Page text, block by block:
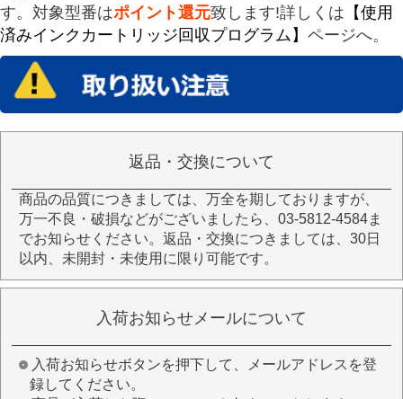
す。対象型番はポイント還元致します!詳しくは 【使用
済みインクカートリッジ回収プログラム】 ページへ。
返品・交換について
商品の品質につきましては、万全を期しておりますが、
万一不良・破損などがございましたら、03-5812-4584ま
でお知らせください。返品・交換につきましては、30日
以内、未開封・未使用に限り可能です。
入荷お知らせメールについて
入荷お知らせボタンを押下して、メールアドレスを登
録してください。